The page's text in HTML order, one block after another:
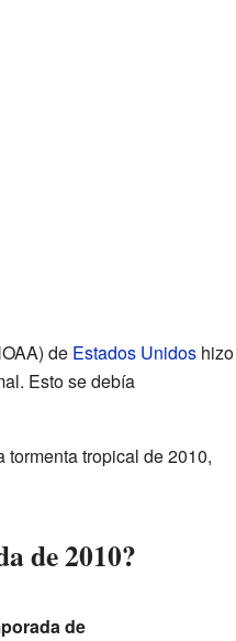
de Estados Unidoshizo
Esto se debía
tormenta tropical de 2010,
de 2010?
de